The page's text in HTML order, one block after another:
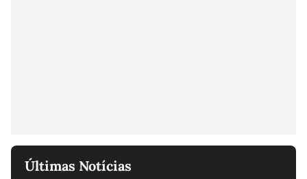
Últimas Notícias